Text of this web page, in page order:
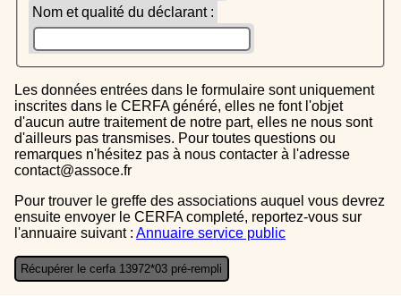
Nom et qualité du déclarant :
Les données entrées dans le formulaire sont uniquement
inscrites dans le CERFA généré, elles ne font l'objet
d'aucun autre traitement de notre part, elles ne nous sont
d'ailleurs pas transmises. Pour toutes questions ou
remarques n'hésitez pas à nous contacter à l'adresse
contact@assoce.fr
Pour trouver le greffe des associations auquel vous devrez
ensuite envoyer le CERFA completé, reportez-vous sur
l'annuaire suivant : Annuaire service public
Récupérer le cerfa 13972*03 pré-rempli